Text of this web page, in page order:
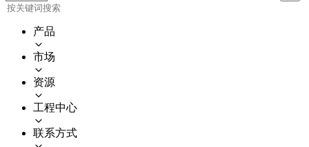
产品
市场
资源
工程中心
联系方式